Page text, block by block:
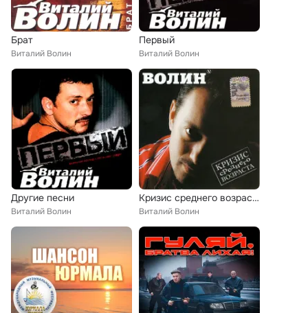
Брат
Виталий Волин
Первый
Виталий Волин
Другие песни
Виталий Волин
Кризис среднего возраста
Виталий Волин